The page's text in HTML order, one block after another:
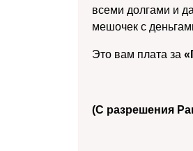
всеми долгами и
мешочек с
Это вам плата за
(С разрешения